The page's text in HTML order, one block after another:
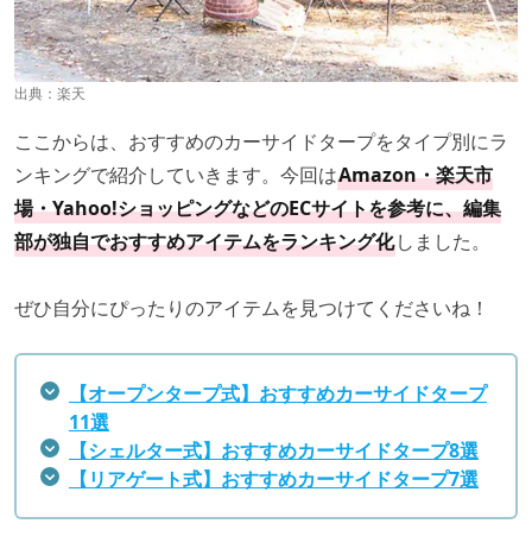
出典： 楽天
ここからは、おすすめのカーサイドタープをタイプ別にラ
ンキングで紹介していきます。今回はAmazon・楽天市
場・Yahoo!ショッピングなどのECサイトを参考に、編集
部が独自でおすすめアイテムをランキング化しました。
ぜひ自分にぴったりのアイテムを見つけてくださいね！
【オープンタープ式】おすすめカーサイドタープ
11選
【シェルター式】おすすめカーサイドタープ8選
【リアゲート式】おすすめカーサイドタープ7選